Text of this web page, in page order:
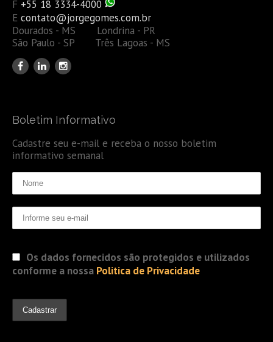
F +55 18 3334-4000
E contato@jorgegomes.com.br
Dourados - MS Londrina - PR
São Paulo - SP Três Lagoas - MS
Boletim Informativo
Cadastre seu e-mail e receba o nosso boletim
informativo semanal
Os dados fornecidos são protegidos e utilizados
conforme a nossa Politica de Privacidade